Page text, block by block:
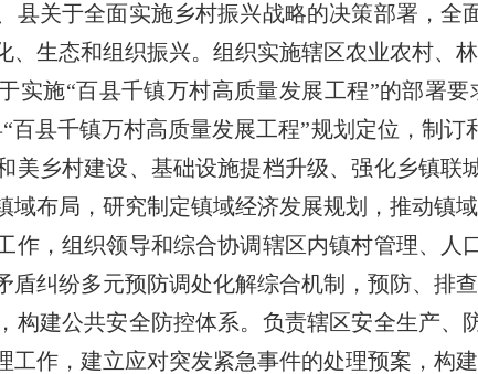
县关于全面实施乡村振兴战略的决策部署，全
生态和组织振兴。组织实施辖区农业农村、林
实施“百县千镇万村高质量发展工程”的部署
百县千镇万村高质量发展工程”规划定位，制
美乡村建设、基础设施提档升级、强化乡镇联
布局，研究制定镇域经济发展规划，推动镇
作，组织领导和综合协调辖区内镇村管理、
纠纷多元预防调处化解综合机制，预防、排
构建公共安全防控体系。负责辖区安全生产
作，建立应对突发紧急事件的处理预案，构建